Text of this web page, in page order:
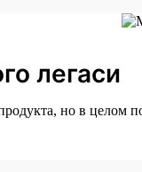
легаси
продукта, но в